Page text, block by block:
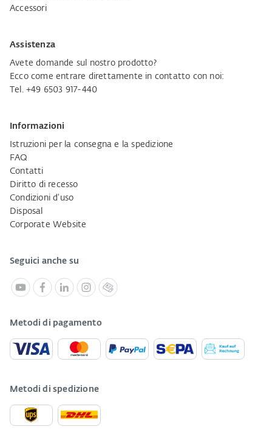
Accessori
Assistenza
Avete domande sul nostro prodotto?
Ecco come entrare direttamente in contatto con noi:
Tel. +49 6503 917-440
Informazioni
Istruzioni per la consegna e la spedizione
FAQ
Contatti
Diritto di recesso
Condizioni d'uso
Disposal
Corporate Website
Seguici anche su
Metodi di pagamento
Metodi di spedizione